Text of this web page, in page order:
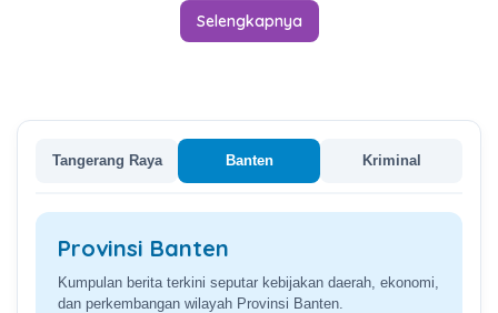
Selengkapnya
Tangerang Raya Banten Kriminal
Provinsi Banten
Kumpulan berita terkini seputar kebijakan daerah, ekonomi,
dan perkembangan wilayah Provinsi Banten.